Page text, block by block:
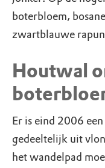
boterbloem,
zwartblauwe
Houtwal
Er is eind 2006
gedeeltelijk uit
het wandelpad